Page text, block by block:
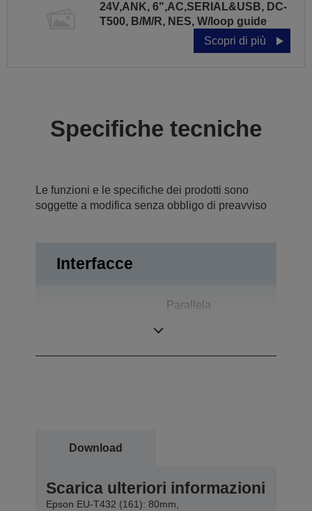
24V,ANK, 6",AC,SERIAL&USB, DC-
T500, B/M/R, NES, W/loop guide
Scopri di più
Specifiche tecniche
Le funzioni e le specifiche dei prodotti sono
soggette a modifica senza obbligo di preavviso
Interfacce
Parallela
Download
Scarica ulteriori informazioni
Epson EU-T432 (161): 80mm,